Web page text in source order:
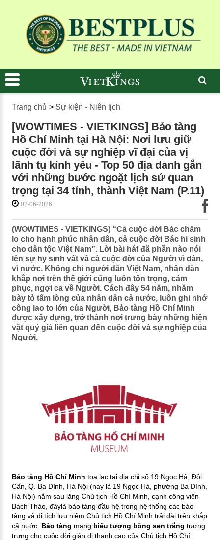
Trang chủ > Sự kiện - Niên lịch
[WOWTIMES - VIETKINGS] Bảo tàng
Hồ Chí Minh tại Hà Nội: Nơi lưu giữ
cuộc đời và sự nghiệp vĩ đại của vị
lãnh tụ kính yêu - Top 50 địa danh gắn
với những bước ngoặt lịch sử quan
trọng tại 34 tỉnh, thành Việt Nam (P.11)
02-06-2026
(WOWTIMES - VIETKINGS) “Cả cuộc đời Bác chăm
lo cho hạnh phúc nhân dân, cả cuộc đời Bác hi sinh
cho dân tộc Việt Nam”. Lời bài hát đã phần nào nói
lên sự hy sinh vất vả cả cuộc đời của Người vì dân,
vì nước. Không chỉ người dân Việt Nam, nhân dân
khắp nơi trên thế giới cũng luôn tôn trọng, cảm
phục, ngợi ca về Người. Cách đây 54 năm, nhằm
bày tỏ tấm lòng của nhân dân cả nước, luôn ghi nhớ
công lao to lớn của Người, Bảo tàng Hồ Chí Minh
được xây dựng, trở thành nơi trưng bày những hiện
vật quý giá liên quan đến cuộc đời và sự nghiệp của
Người.
Bảo tàng Hồ Chí Minh tọa lạc tại địa chỉ số 19 Ngọc Hà, Đội
Cấn, Q. Ba Đình, Hà Nội(nay là 19 Ngọc Hà, phường Ba Đình,
Hà Nội) nằm sau lăng Chủ tịch Hồ Chí Minh, cạnh công viên
Bách Thảo, đâylà bảo tàng đầu hệ trong hệ thống các bảo
tàng và di tích lưu niệm Chủ tịch Hồ Chí Minh trải dài trên khắp
cả nước. Bảo tàng mang biểu tượng bông sen trắng tượng
trưng cho cuộc đời giản dị thanh cao của Chủ tịch Hồ Chí